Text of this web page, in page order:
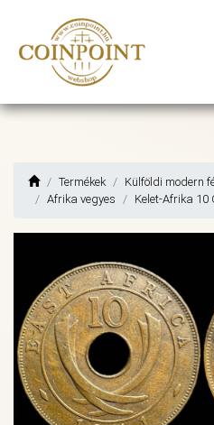
Termékek Külföldi modern
Afrika vegyes
Kelet-Afrika 10